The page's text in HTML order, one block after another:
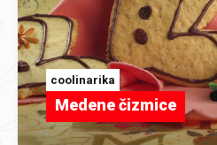
coolinarika
Medene čizmice